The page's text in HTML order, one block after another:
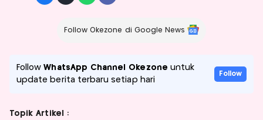
Follow Okezone di Google News
FollowWhatsApp Channel Okezone untuk
update berita terbaru setiap hari
Follow
Topik Artikel :